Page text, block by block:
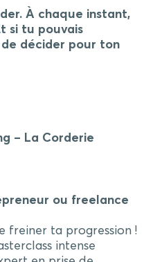
À chaque instant,
si tu pouvais
décider pour ton
– La Corderie
ou freelance
freiner ta progression !
intense